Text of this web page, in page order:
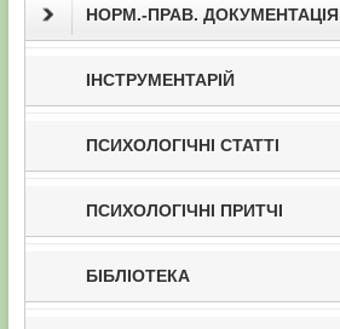
НОРМ.-ПРАВ. ДОКУМЕНТАЦІЯ
ІНСТРУМЕНТАРІЙ
ПСИХОЛОГІЧНІ СТАТТІ
ПСИХОЛОГІЧНІ ПРИТЧІ
БІБЛІОТЕКА